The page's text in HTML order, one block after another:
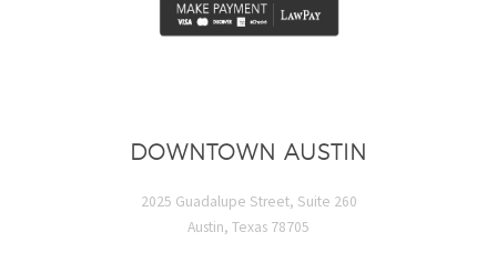
DOWNTOWN AUSTIN
2025 Guadalupe Street, Suite 260
Austin, Texas 78705